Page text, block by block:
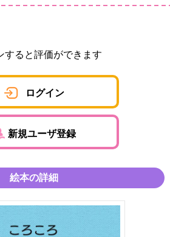
すると評価ができます
ログイン
新規ユーザ登録
絵本の詳細